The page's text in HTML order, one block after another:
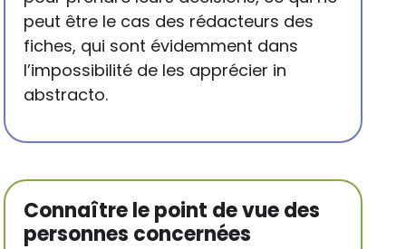
peut être le cas des rédacteurs des
fiches, qui sont évidemment dans
l’impossibilité de les apprécier in
abstracto.
Connaître le point de vue des
personnes concernées